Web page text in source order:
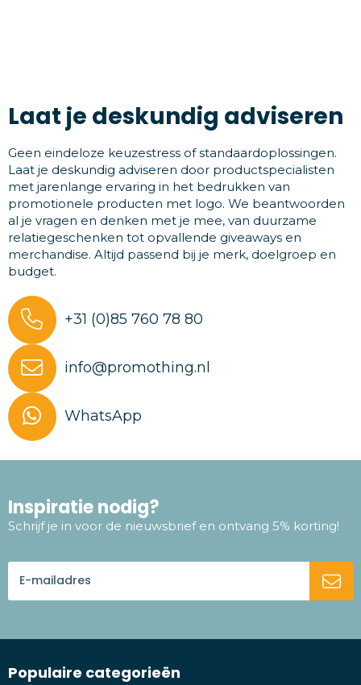
Laat je deskundig adviseren
Geen eindeloze keuzestress of standaardoplossingen.
Laat je deskundig adviseren door productspecialisten
met jarenlange ervaring in het bedrukken van
promotionele producten met logo. We beantwoorden
al je vragen en denken met je mee, van duurzame
relatiegeschenken tot opvallende giveaways en
merchandise. Altijd passend bij je merk, doelgroep en
budget.
+31 (0)85 760 78 80
info@promothing.nl
WhatsApp
Inspiratie nodig?
Schrijf je in voor de nieuwsbrief en ontvang 5% korting!
Populaire categorieën